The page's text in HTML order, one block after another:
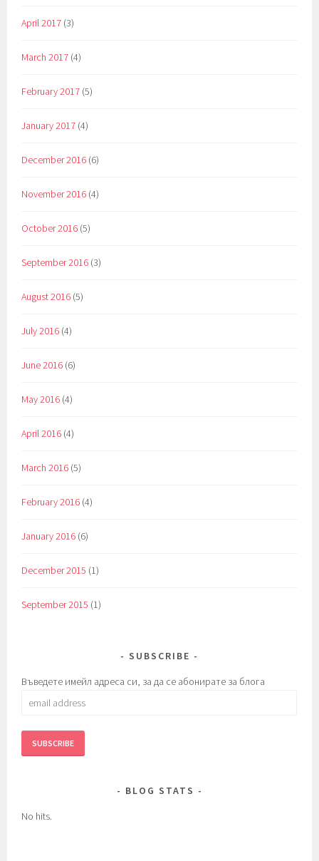
April 2017 (3)
March 2017 (4)
February 2017 (5)
January 2017 (4)
December 2016 (6)
November 2016 (4)
October 2016 (5)
September 2016 (3)
August 2016 (5)
July 2016 (4)
June 2016 (6)
May 2016 (4)
April 2016 (4)
March 2016 (5)
February 2016 (4)
January 2016 (6)
December 2015 (1)
September 2015 (1)
SUBSCRIBE
Въведете имейл адреса си, за да се абонирате за блога
email
BLOG STATS
No hits.